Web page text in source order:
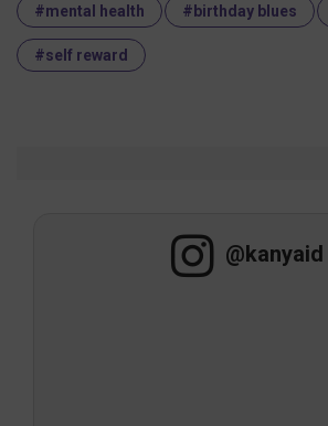
#mental health #birthday blues
#self reward
@kanyaid